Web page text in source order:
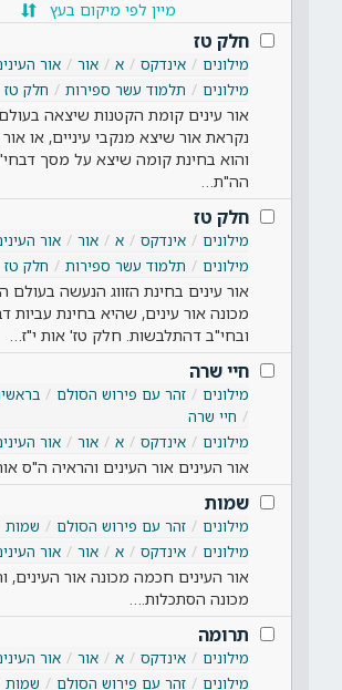
מיין לפי מיקום בעץ
חלק טז
מילונים אינדקס א אור
אור
מילונים
תלמוד עשר ספירות חלק טז
אור עינים קומת הקטנות שיצאה
נקראת אור שיצא מנקבי עיניים, או אור
והוא בחינת קומה שיצא על מסך
הה"ת…
חלק טז
מילונים אינדקס א אור
אור
מילונים
תלמוד עשר ספירות חלק טז
אור עינים בחינת הזווג הנעשה בעולם
מכונה אור עינים, שהיא בחינת עביות
ובחי"ב דהתלבשות. חלק טז' אות י"ז…
חיי שרה
מילונים זהר עם פירוש הסולם
חיי שרה
מילונים
אינדקס א אור אור
אור העינים אור העינים והראיה ה"ס
שמות
מילונים זהר עם פירוש הסולם שמות
מילונים
אינדקס א אור אור
אור העינים חכמה מכונה אור העינים,
מכונה הסתכלות.…
תרומה
מילונים אינדקס א אור
אור
מילונים
זהר עם פירוש הסולם שמות